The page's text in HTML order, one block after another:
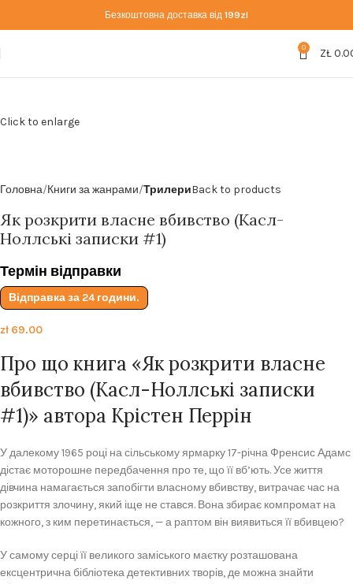
Безкоштовна доставка від 199zl
0 ZŁ
Click to enlarge
Головна Книги за жанрами ТрилериBack to products
Як розкрити власне вбивство (Касл-
Ноллські записки #1)
Термін відправки
Відправка за 24 години.
zł 69.00
Про що книга «Як розкрити власне
вбивство (Касл-Ноллські записки
#1)» автора Крістен Перрін
У далекому 1965 році на сільському ярмарку 17-річна Френсис Адамс
дістає моторошне передбачення про те, що її вб’ють. Усе життя
дівчина намагається запобігти власному вбивству, витрачає час на
розкриття злочину, який іще не стався. Вона збирає компромат на
кожного, з ким перетинається, — а раптом він виявиться її вбивцею?
У самому серці її великого заміського маєтку розташована
ексцентрична бібліотека детективних творів, де можна знайти